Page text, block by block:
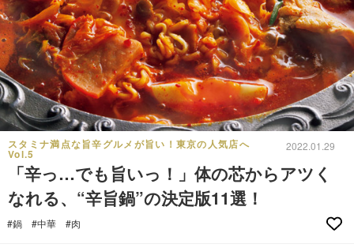
スタミナ満点な旨辛グルメが旨い！東京の人気店へ
Vol.5
2022.01.29
「辛っ…でも旨いっ！」体の芯からアツく
なれる、“辛旨鍋”の決定版11選！
#鍋 #中華 #肉